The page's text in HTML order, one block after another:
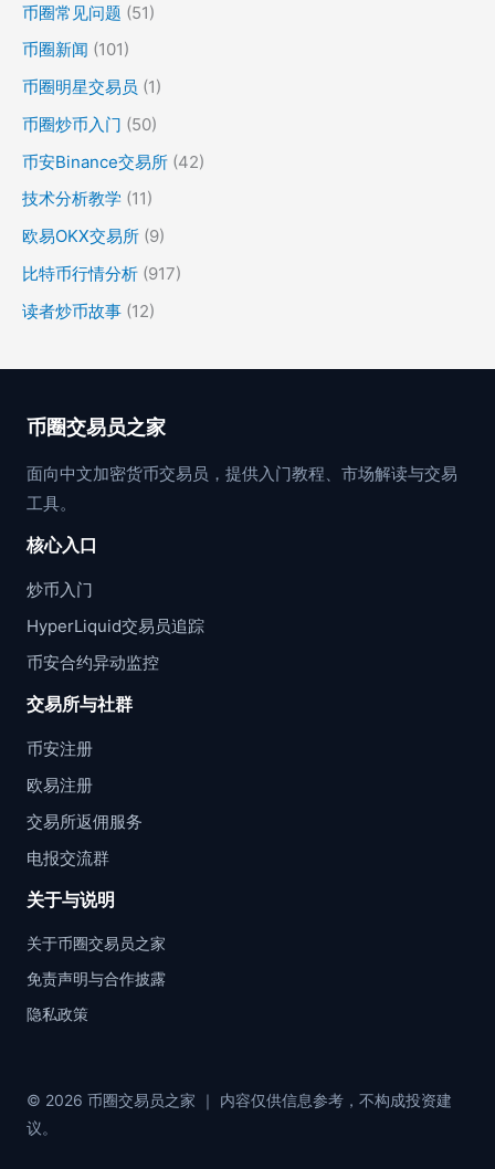
币圈常见问题 (51)
币圈新闻 (101)
币圈明星交易员 (1)
币圈炒币入门 (50)
币安Binance交易所 (42)
技术分析教学 (11)
欧易OKX交易所 (9)
比特币行情分析 (917)
读者炒币故事 (12)
币圈交易员之家
面向中文加密货币交易员，提供入门教程、市场解读与交易
工具。
核心入口
炒币入门
HyperLiquid交易员追踪
币安合约异动监控
交易所与社群
币安注册
欧易注册
交易所返佣服务
电报交流群
关于与说明
关于币圈交易员之家
免责声明与合作披露
隐私政策
© 2026 币圈交易员之家 ｜ 内容仅供信息参考，不构成投资建
议。